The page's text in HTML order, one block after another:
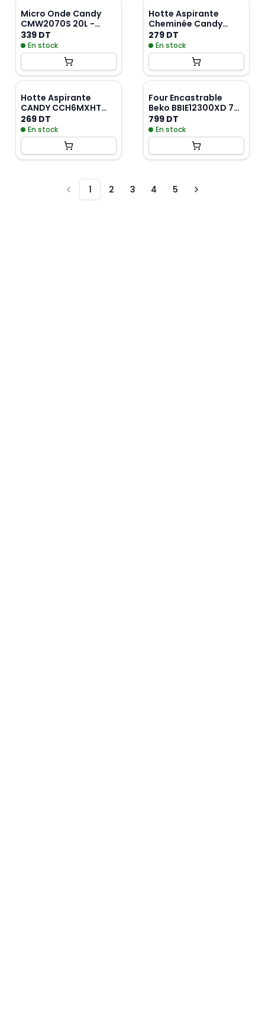
Micro Onde Candy
CMW2070S 20L -
Silver
339 DT
En stock
Hotte Aspirante
Cheminée Candy
CCE616/4X 60 cm -
Inox
279 DT
En stock
Hotte Aspirante
CANDY CCH6MXHT
60Cm - Inox
269 DT
En stock
Four Encastrable
Beko BBIE12300XD 72
799 DT
En stock
1 2 3 4 5